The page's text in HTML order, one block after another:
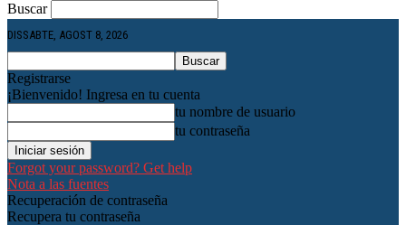
Buscar
DISSABTE, AGOST 8, 2026
Registrarse
¡Bienvenido! Ingresa en tu cuenta
tu nombre de usuario
tu contraseña
Forgot your password? Get help
Nota a las fuentes
Recuperación de contraseña
Recupera tu contraseña